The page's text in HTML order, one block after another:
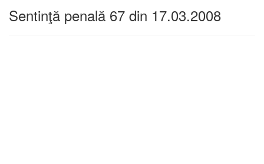
Sentinţă penală 67 din 17.03.2008